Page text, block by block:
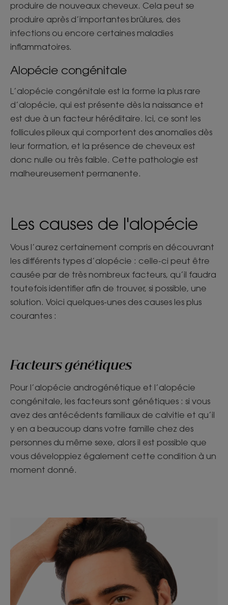
produire de nouveaux cheveux. Cela peut se
produire après d’importantes brûlures, des
infections ou encore certaines maladies
inflammatoires.
Alopécie congénitale
L’alopécie congénitale est la forme la plus rare
d’alopécie, qui est présente dès la naissance et
est due à un facteur héréditaire. Ici, ce sont les
follicules pileux qui comportent des anomalies dès
leur formation, et la présence de cheveux est
donc nulle ou très faible. Cette pathologie est
malheureusement permanente.
Les causes de l'alopécie
Vous l’aurez certainement compris en découvrant
les différents types d’alopécie : celle-ci peut être
causée par de très nombreux facteurs, qu’il faudra
toutefois identifier afin de trouver, si possible, une
solution. Voici quelques-unes des causes les plus
courantes :
Facteurs génétiques
Pour l’alopécie androgénétique et l’alopécie
congénitale, les facteurs sont génétiques : si vous
avez des antécédents familiaux de calvitie et qu’il
y en a beaucoup dans votre famille chez des
personnes du même sexe, alors il est possible que
vous développiez également cette condition à un
moment donné.